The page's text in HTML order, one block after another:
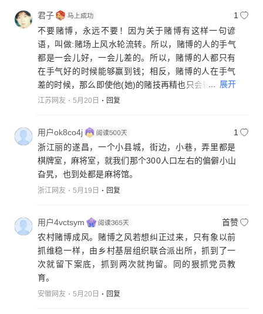
君子
1
不要赌博，永远不要！因为关于赌博有这样一句谚
语，叫做:赌场上风水轮流转。所以，赌博的人的手气
都是一会儿好，一会儿差的。所以，赌博的人都只有
在手气好的时候能够赢到钱；相反，赌博的人在手气
差的时候，那么即使他(她)的赌技再精也只会输了。而
在大的赌场上，一个人如果他(她)的手气不好的话，那
万，甚至一、两千万都输得掉。举一个典型的例子:已
故的香港演员何家驹在上个世纪91年前因沉溺于赌博
赌到最后因手气不好而连续三天将自己的两千万英镑
全都输掉了，而91年前的两千万英镑能抵现在的二十
亿英镑，也就是要相当于两百多亿元人民币。所以，
还是这句话:不要赌博，永远不要！
... 展开
江苏网友 5月20日 回复
用户ok8co4j
1
浙江丽的遂昌，一个小县城，街边，小巷，弄里都是
棋牌室，麻将室，就我们那个300人口左右的偏僻小山
旮旯，也到处都是麻将馆。
浙江网友 5月19日 回复
用户4vctsym
首赞
农村赌博成风。赌博之风若想纠正过来，只有象以前
抓维稳一样，由乡村基层组织联合派出所，抓到了一
次就留下案底，抓到两次就拘留。同的狠抓党员教
育。
安徽网友 5月20日 回复